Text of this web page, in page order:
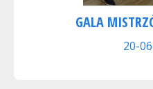
GALA
20-